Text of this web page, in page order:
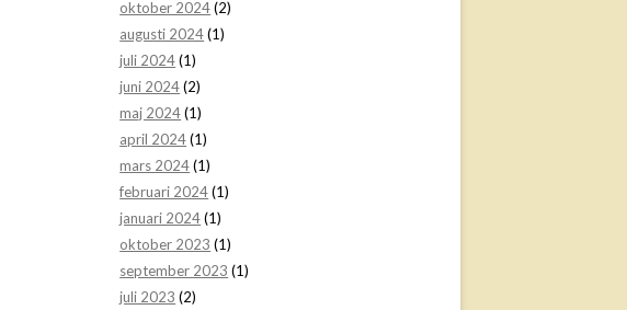
oktober 2024(2)
augusti 2024(1)
juli 2024(1)
juni 2024(2)
maj 2024(1)
april 2024(1)
mars 2024(1)
februari 2024(1)
januari 2024(1)
oktober 2023 (1)
september 2023 (1)
juli 2023 (2)